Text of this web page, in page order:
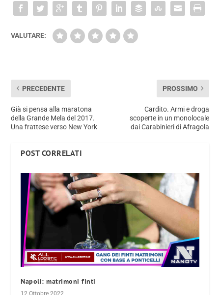
VALUTARE:
PRECEDENTE
Già si pensa alla maratona
della Grande Mela del 2017.
Una frattese verso New York
PROSSIMO
Cardito. Armi e droga
scoperte in un monolocale
dai Carabinieri di Afragola
POST CORRELATI
Napoli: matrimoni finti
12 Ottobre 2022